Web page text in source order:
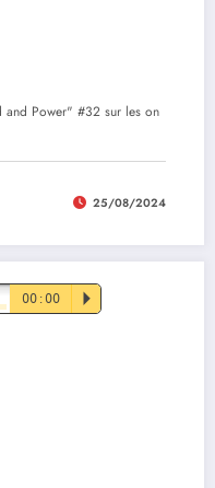
and Power" #32 sur les on
25/08/2024
00:00 P